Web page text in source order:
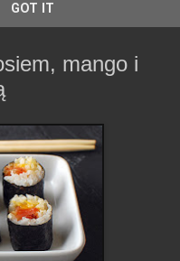
mango i
GOT IT